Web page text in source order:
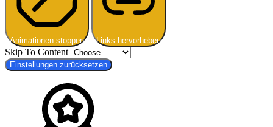
Animationen stoppen Links hervorheben
Skip To Content
Einstellungen zurücksetzen